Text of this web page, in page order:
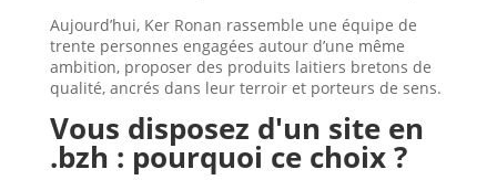
Aujourd’hui, Ker Ronan rassemble une équipe de
trente personnes engagées autour d’une même
ambition, proposer des produits laitiers bretons de
qualité, ancrés dans leur terroir et porteurs de sens.
Vous disposez d'un site en
.bzh : pourquoi ce choix ?